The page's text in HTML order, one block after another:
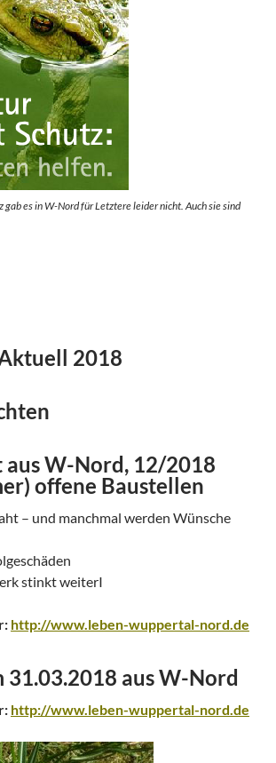
es in W-Nord für Letztere leider nicht. Auch sie sind
2018
W-Nord, 12/2018
offene Baustellen
– und manchmal werden Wünsche
stinkt weiterI
http://www.leben-wuppertal-nord.de
31.03.2018 aus W-Nord
http://www.leben-wuppertal-nord.de